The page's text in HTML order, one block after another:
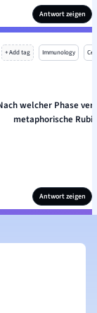
Antwort zeigen
+ Add tag Immunology
welcher Phase
metaphorische
Antwort zeigen